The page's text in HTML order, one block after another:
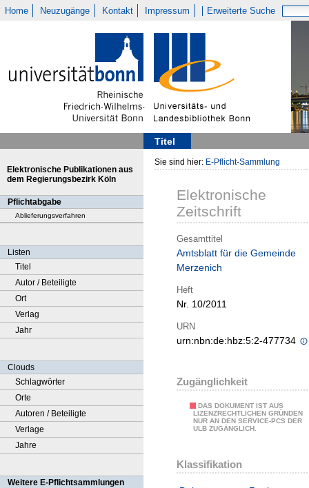
Home Neuzugänge Kontakt Impressum Erweiterte Suche
Titel
Elektronische Publikationen aus
dem Regierungsbezirk Köln
Pflichtabgabe
Ablieferungsverfahren
Listen
Titel
Autor / Beteiligte
Ort
Verlag
Jahr
Clouds
Schlagwörter
Orte
Autoren / Beteiligte
Verlage
Jahre
Weitere E-Pflichtsammlungen
Sie sind hier: E-Pflicht-Sammlung
Elektronische
Zeitschrift
Gesamttitel
Amtsblatt für die Gemeinde
Merzenich
Heft
Nr. 10/2011
URN
urn:nbn:de:hbz:5:2-477734
Zugänglichkeit
DAS DOKUMENT IST AUS
LIZENZRECHTLICHEN GRÜNDEN
NUR AN DEN SERVICE-PCS DER
ULB ZUGÄNGLICH.
Klassifikation